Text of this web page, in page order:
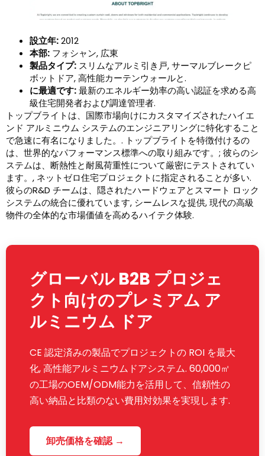
設立年:2012
本部: フォシャン, 広東
製品タイプ: スリムなアルミ引き戸, サーマルブレークピ
ボットドア, 高性能カーテンウォールと.
に最適です:最新のエネルギー効率の高い認証を求める高
級住宅開発者および調達管理者.
トップブライトは、国際市場向けにカスタマイズされたハイエ
ンド アルミニウム システムのエンジニアリングに特化すること
で急速に有名になりました。. トップブライトを特徴付けるの
は、世界的なパフォーマンス標準への取り組みです。; 彼らのシ
ステムは、断熱性と耐風荷重性について厳密にテストされてい
ます。, ネットゼロ住宅プロジェクトに指定されることが多い.
彼らのR&D チームは、隠されたハードウェアとスマート ロック
システムの統合に優れています, シームレスな提供, 現代の高級
物件の全体的な市場価値を高めるハイテク体験.
グローバル B2B プロジェ
クト向けのプレミアム ア
ルミニウム ドア
CE 認定済みの製品でプロジェクトの ROI を最大
化, 高性能アルミニウムドアシステム. 60,000㎡
の工場のOEM/ODM能力を活用して、信頼性の
高い納品と比類のない費用対効果を実現します.
卸売価格を確認 →